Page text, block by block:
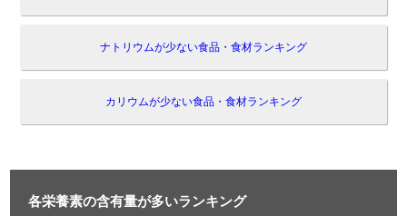
ナトリウムが少ない食品・食材ランキング
カリウムが少ない食品・食材ランキング
各栄養素の含有量が多いランキング